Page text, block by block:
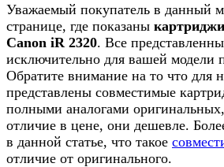
Уважаемый покупатель в данный
странице, где показаны
Canon iR 2320. Все
исключительно для вашей модели
Обратите внимание на то что для
представлены совместимые
полными аналогами
отличие в цене, они дешевле.
в данной статье, что такое
отличие от оригинального.